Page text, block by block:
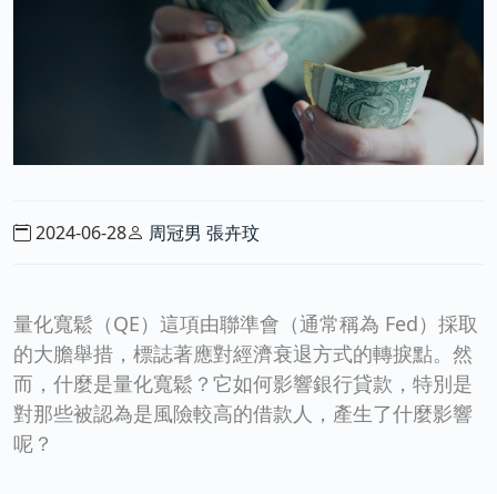
2024-06-28 周冠男 張卉玟
量化寬鬆（QE）這項由聯準會（通常稱為 Fed）採取
的大膽舉措，標誌著應對經濟衰退方式的轉捩點。然
而，什麼是量化寬鬆？它如何影響銀行貸款，特別是
對那些被認為是風險較高的借款人，產生了什麼影響
呢？